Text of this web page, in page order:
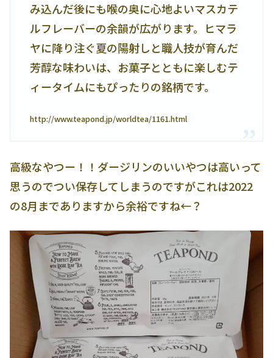
み込んだ後にも喉の奥に心地よいマスカテ
ルフレーバーの余韻が広がります。ヒマラ
ヤに降り注ぐ夏の陽射しと職人技が育んだ
芳醇な味わいは、お菓子とともに楽しむテ
ィータイムにもぴったりの銘柄です。
http://www.teapond.jp/worldtea/1161.html
高級なやつー！！ダージリンのいいやつは高いって
思うのでつい保存してしまうのですがこれは2022
の8月までありますから余裕ですね←？